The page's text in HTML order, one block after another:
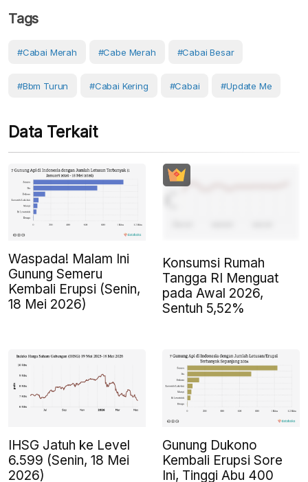
Tags
#cabai Merah #Cabe Merah #cabai Besar
#bbm Turun #cabai Kering #Cabai #Update Me
Data Terkait
Waspada! Malam Ini
Gunung Semeru
Kembali Erupsi (Senin,
18 Mei 2026)
Konsumsi Rumah
Tangga RI Menguat
pada Awal 2026,
Sentuh 5,52%
IHSG Jatuh ke Level
6.599 (Senin, 18 Mei
2026)
Gunung Dukono
Kembali Erupsi Sore
Ini, Tinggi Abu 400